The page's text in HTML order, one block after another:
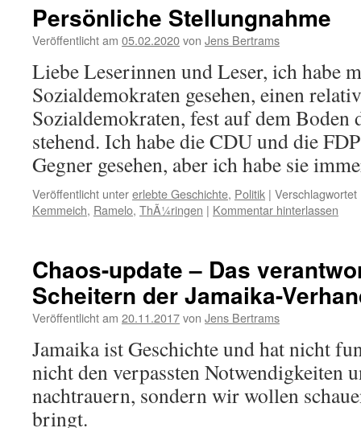
Persönliche Stellungnahme
Veröffentlicht am 05.02.2020von Jens Bertrams
Liebe Leserinnen und Leser, ich habe
Sozialdemokraten gesehen, einen
Sozialdemokraten, fest auf dem Boden
stehend. Ich habe die CDU und die
Gegner gesehen, aber ich habe sie
Veröffentlicht untererlebte Geschichte, Politik | Verschlagwortet
Kemmeich, Ramelo, ThÃ¼ringen | Kommentar hinterlassen
Chaos-update – Das
Scheitern der Jamaika-
Veröffentlicht am 20.11.2017von Jens Bertrams
Jamaika ist Geschichte und hat nicht
nicht den verpassten Notwendigkeiten
nachtrauern, sondern wir wollen
bringt.